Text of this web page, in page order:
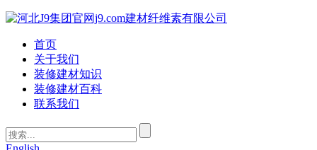
首页
关于我们
装修建材知识
装修建材百科
联系我们